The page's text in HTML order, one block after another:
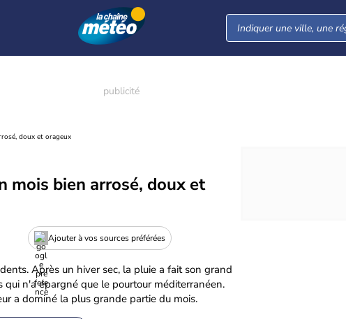
doux et orageux
mois bien arrosé, doux et
Ajouter à vos sources préférées
Après un hiver sec, la pluie a fait son grand
n'a épargné que le pourtour méditerranéen.
a dominé la plus grande partie du mois.